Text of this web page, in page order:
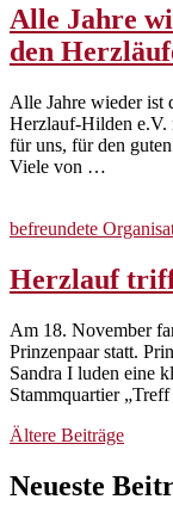
Alle Jahre
den
Alle Jahre wieder ist
Herzlauf-Hilden e.V.
für uns, für den
Viele von …
befreundete
Herzlauf
Am 18. November
Prinzenpaar statt.
Sandra I luden eine
Stammquartier
Ältere Beiträge
Neueste